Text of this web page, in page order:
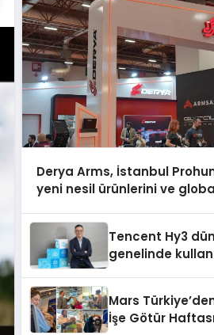
Derya Arms, İstanbul
yeni nesil ürünlerini ve
Tencent Hy3
genelinde
Mars
İşe Götür